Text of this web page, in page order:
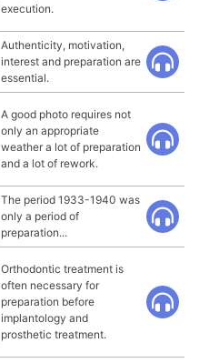
execution.
Authenticity, motivation,
interest and preparation are
essential.
A good photo requires not
only an appropriate
weather a lot of preparation
and a lot of rework.
The period 1933-1940 was
only a period of
preparation...
Orthodontic treatment is
often necessary for
preparation before
implantology and
prosthetic treatment.